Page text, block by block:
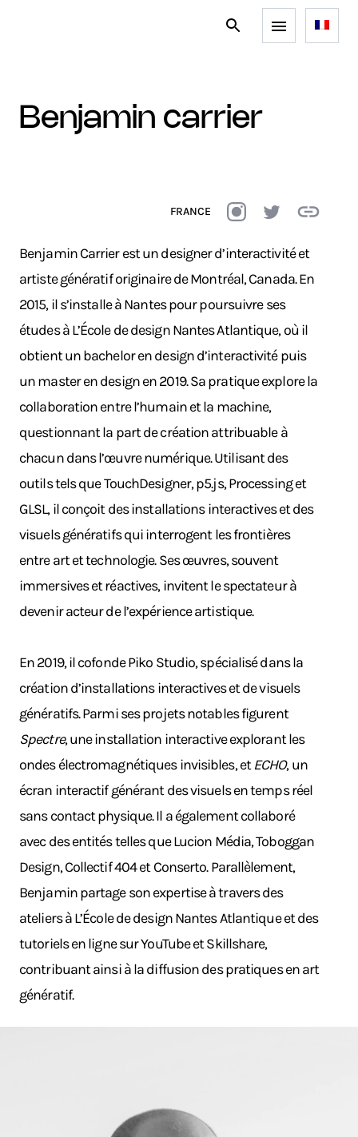
benjamin carrier
FRANCE
Benjamin Carrier est un designer d’interactivité et
artiste génératif originaire de Montréal, Canada. En
2015, il s’installe à Nantes pour poursuivre ses
études à L’École de design Nantes Atlantique, où il
obtient un bachelor en design d’interactivité puis
un master en design en 2019. Sa pratique explore la
collaboration entre l’humain et la machine,
questionnant la part de création attribuable à
chacun dans l’œuvre numérique. Utilisant des
outils tels que TouchDesigner, p5.js, Processing et
GLSL, il conçoit des installations interactives et des
visuels génératifs qui interrogent les frontières
entre art et technologie. Ses œuvres, souvent
immersives et réactives, invitent le spectateur à
devenir acteur de l’expérience artistique.
En 2019, il cofonde Piko Studio, spécialisé dans la
création d’installations interactives et de visuels
génératifs. Parmi ses projets notables figurent
Spectre, une installation interactive explorant les
ondes électromagnétiques invisibles, etECHO, un
écran interactif générant des visuels en temps réel
sans contact physique. Il a également collaboré
avec des entités telles que Lucion Média, Toboggan
Design, Collectif 404 et Conserto. Parallèlement,
Benjamin partage son expertise à travers des
ateliers à L’École de design Nantes Atlantique et des
tutoriels en ligne sur YouTube et Skillshare,
contribuant ainsi à la diffusion des pratiques en art
génératif.